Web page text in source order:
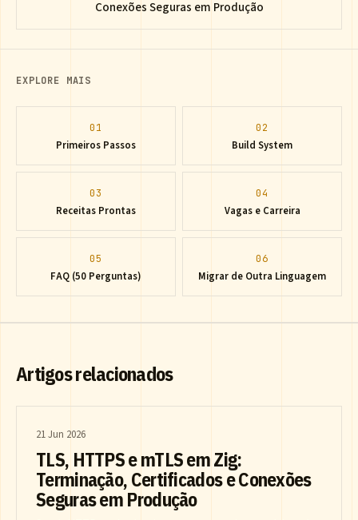
Conexões Seguras em Produção
EXPLORE MAIS
01
Primeiros Passos
02
Build System
03
Receitas Prontas
04
Vagas e Carreira
05
FAQ (50 Perguntas)
06
Migrar de Outra Linguagem
Artigos relacionados
21 Jun 2026
TLS, HTTPS e mTLS em Zig:
Terminação, Certificados e Conexões
Seguras em Produção